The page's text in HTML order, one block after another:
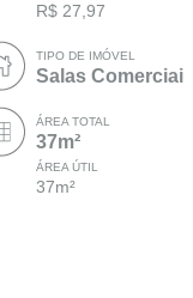
R$ 27,97
TIPO DE IMÓVEL
Salas Comerciai
ÁREA TOTAL
37m²
ÁREA ÚTIL
37m²